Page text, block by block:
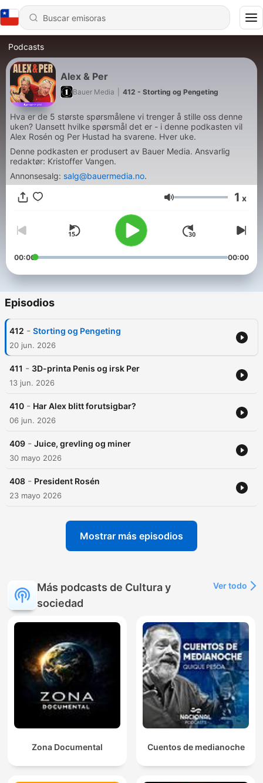
Podcasts
Alex & Per
Bauer Media 412 - Storting og Pengeting
Hva er de 5 største spørsmålene vi trenger å stille oss denne
uken? Uansett hvilke spørsmål det er - i denne podkasten vil
Alex Rosén og Per Hustad ha svarene. Hver uke.
Denne podkasten er produsert av Bauer Media. Ansvarlig
redaktør: Kristoffer Vangen.
Annonsesalg: salg@bauermedia.no.
Volumen 1 x
00:00 00:00
Episodios
412 - Storting og Pengeting
20 jun. 2026
411 - 3D-printa Penis og irsk Per
13 jun. 2026
410 - Har Alex blitt forutsigbar?
06 jun. 2026
409 - Juice, grevling og miner
30 mayo 2026
408 - President Rosén
23 mayo 2026
Mostrar más episodios
Más podcasts de Cultura y
sociedad
Ver todo
Zona Documental Cuentos de medianoche